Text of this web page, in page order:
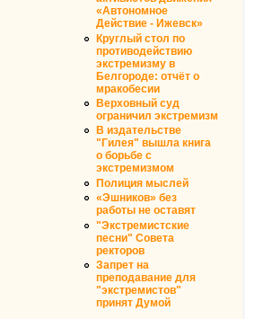
«Автономное
Действие - Ижевск»
Круглый стол по
противодействию
экстремизму в
Белгороде: отчёт о
мракобесии
Верховный суд
ограничил экстремизм
В издательстве
"Гилея" вышла книга
о борьбе с
экстремизмом
Полиция мыслей
«Эшников» без
работы не оставят
"Экстремистские
песни" Совета
ректоров
Запрет на
преподавание для
"экстремистов"
принят Думой